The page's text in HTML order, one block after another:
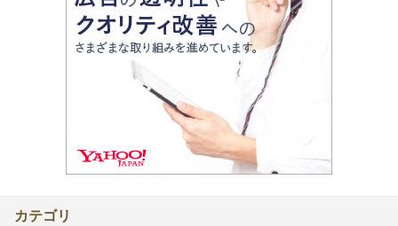
カテゴリ